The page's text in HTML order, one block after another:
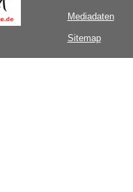
Mediadaten
Sitemap